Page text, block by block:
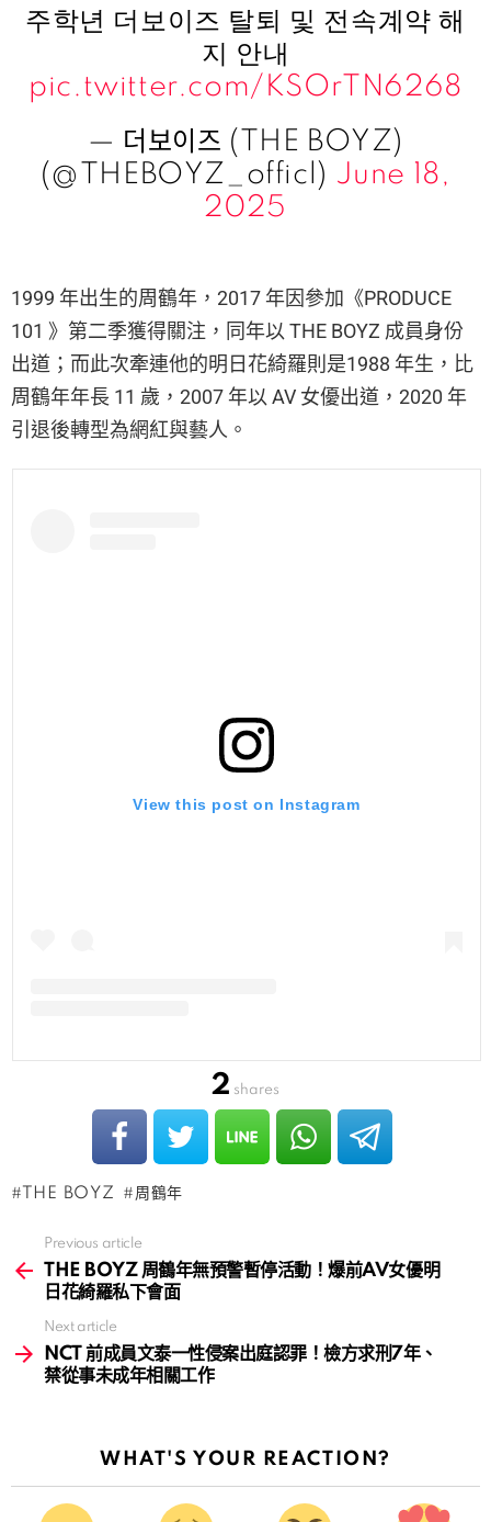
주학년 더보이즈 탈퇴 및 전속계약 해
지 안내
pic.twitter.com/KSOrTN6268
— 더보이즈 (THE BOYZ)
(@THEBOYZ_officl) June 18,
2025
1999 年出生的周鶴年，2017 年因參加《PRODUCE
101 》第二季獲得關注，同年以 THE BOYZ 成員身份
出道；而此次牽連他的明日花綺羅則是1988 年生，比
周鶴年年長 11 歲，2007 年以 AV 女優出道，2020 年
引退後轉型為網紅與藝人。
View this post on Instagram
2 shares
THE BOYZ 周鶴年
more
Previous article
THE BOYZ 周鶴年無預警暫停活動！爆前AV女優明
日花綺羅私下會面
Next article
NCT 前成員文泰一性侵案出庭認罪！檢方求刑7年、
禁從事未成年相關工作
WHAT'S YOUR REACTION?